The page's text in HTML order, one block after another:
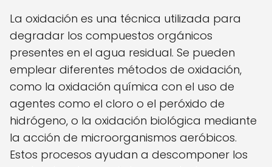
La oxidación es una técnica utilizada para
degradar los compuestos orgánicos
presentes en el agua residual. Se pueden
emplear diferentes métodos de oxidación,
como la oxidación química con el uso de
agentes como el cloro o el peróxido de
hidrógeno, o la oxidación biológica mediante
la acción de microorganismos aeróbicos.
Estos procesos ayudan a descomponer los